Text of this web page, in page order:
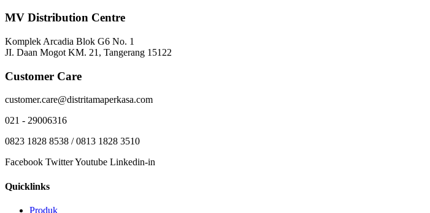
MV Distribution Centre
Komplek Arcadia Blok G6 No. 1
JI. Daan Mogot KM. 21, Tangerang 15122
Customer Care
customer.care@distritamaperkasa.com
021 - 29006316
0823 1828 8538 / 0813 1828 3510
Facebook TwitterYoutube Linkedin-in
Quicklinks
Produk